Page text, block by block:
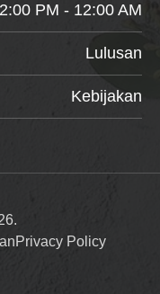
PM - 12:00 AM
Lulusan
Kebijakan
Privacy Policy